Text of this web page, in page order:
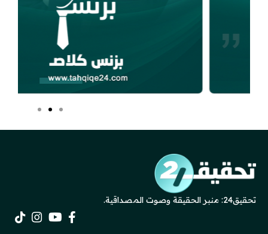
تحقيق24: منبر الحقيقة وصوت المصداقية.